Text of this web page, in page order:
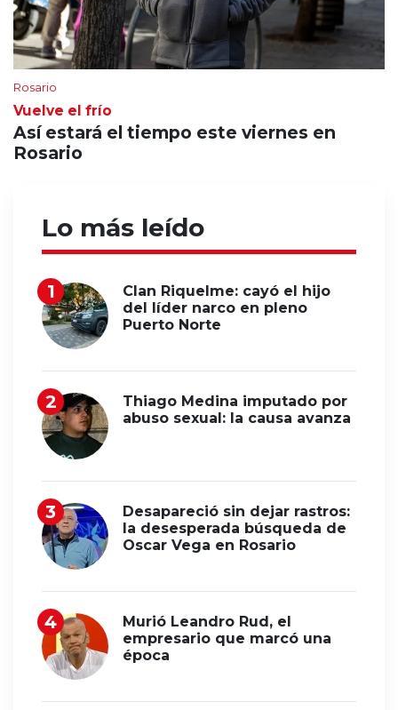
Rosario
Vuelve el frío
Así estará el tiempo este viernes en
Rosario
Lo más leído
Clan Riquelme: cayó el hijo
del líder narco en pleno
Puerto Norte
Thiago Medina imputado por
abuso sexual: la causa avanza
Desapareció sin dejar rastros:
la desesperada búsqueda de
Oscar Vega en Rosario
Murió Leandro Rud, el
empresario que marcó una
época